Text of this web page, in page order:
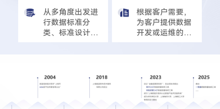
供数据支撑。
从多角度出发进
行数据标准分
类、标准设计，
的价值。
根据客户需要，
为客户提供数据
开发或运维的中